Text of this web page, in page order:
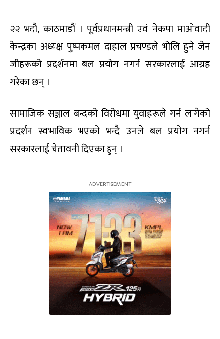
२२ भदौ, काठमाडौं । पूर्वप्रधानमन्त्री एवं नेकपा माओवादी
केन्द्रका अध्यक्ष पुष्पकमल दाहाल प्रचण्डले भोलि हुने जेन
जीहरूको प्रदर्शनमा बल प्रयोग नगर्न सरकारलाई आग्रह
गरेका छन् ।
सामाजिक सञ्जाल बन्दको विरोधमा युवाहरूले गर्न लागेको
प्रदर्शन स्वभाविक भएको भन्दै उनले बल प्रयोग नगर्न
सरकारलाई चेतावनी दिएका हुन् ।